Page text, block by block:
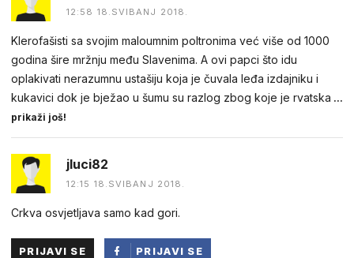
12:58 18.SVIBANJ 2018.
Klerofašisti sa svojim maloumnim poltronima već više od 1000
godina šire mržnju među Slavenima. A ovi papci što idu
oplakivati nerazumnu ustašiju koja je čuvala leđa izdajniku i
kukavici dok je bježao u šumu su razlog zbog koje je rvatska ...
prikaži još!
jluci82
12:15 18.SVIBANJ 2018.
Crkva osvjetljava samo kad gori.
PRIJAVI SE
PRIJAVI SE